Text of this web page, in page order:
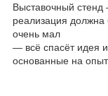
Выставочный
реализация
очень мал
― всё спасёт идея
основанные на